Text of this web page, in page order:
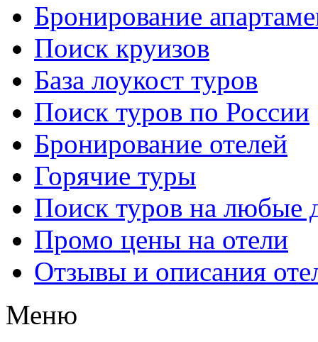
Бронирование
Поиск круизов
База лоукост туров
Поиск туров по России
Бронирование отелей
Горячие туры
Поиск туров на любые
Промо цены на отели
Отзывы и описания
Меню